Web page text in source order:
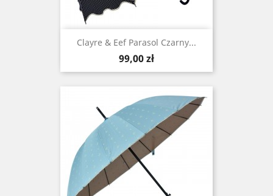
Clayre & Eef Parasol Czarny...
Cena
99,00 zł